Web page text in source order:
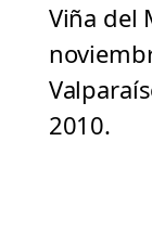
Viña del
2010.